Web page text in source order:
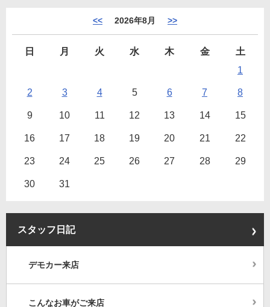
<< 2026年8月 >>
日 月 火 水 木 金
土
1
2 3 4 5 6 7 8
9 10 11 12 13 14 15
16 17 18 19 20 21 22
23 24 25 26 27 28 29
30 31
スタッフ日記
デモカー来店
こんなお車がご来店